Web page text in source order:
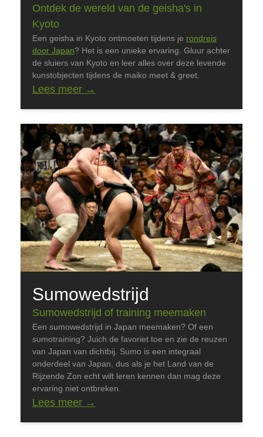
Ontdek de wereld van de geisha's in
Kyoto
Een geisha in Kyoto ontmoeten tijdens je rondreis
door Japan? Het is een unieke ervaring. Gluur achter
de sluiers van Kyoto en leer alles over deze levende
kunstobjecten tijdens de maiko meet & greet.
Lees meer →
Sumowedstrijd
Sumowedstrijd of training meemaken
Een sumowedstrijd in Japan meemaken? Of een
sumotraining? Juich de favoriet toe en zie de reuzen
van Japan van dichtbij. Sumo is een integraal
onderdeel van Japan, dus als je het Land van de
Rijzende Zon echt wilt leren kennen dan mag deze
ervaring niet ontbreken.
Lees meer →